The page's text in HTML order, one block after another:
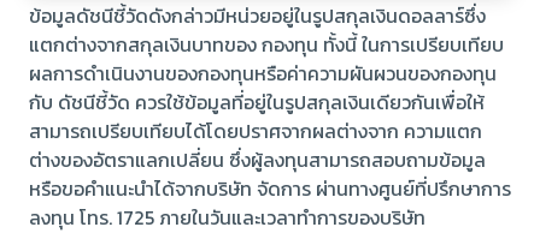
ข้อมูลดัชนีชี้วัดดังกล่าวมีหน่วยอยู่ในรูปสกุลเงินดอลลาร์ซึ่ง
แตกต่างจากสกุลเงินบาทของ กองทุน ทั้งนี้ ในการเปรียบเทียบ
ผลการดำเนินงานของกองทุนหรือค่าความผันผวนของกองทุน
กับ ดัชนีชี้วัด ควรใช้ข้อมูลที่อยู่ในรูปสกุลเงินเดียวกันเพื่อให้
สามารถเปรียบเทียบได้โดยปราศจากผลต่างจาก ความแตก
ต่างของอัตราแลกเปลี่ยน ซึ่งผู้ลงทุนสามารถสอบถามข้อมูล
หรือขอคำแนะนำได้จากบริษัท จัดการ ผ่านทางศูนย์ที่ปรึกษาการ
ลงทุน โทร. 1725 ภายในวันและเวลาทำการของบริษัท